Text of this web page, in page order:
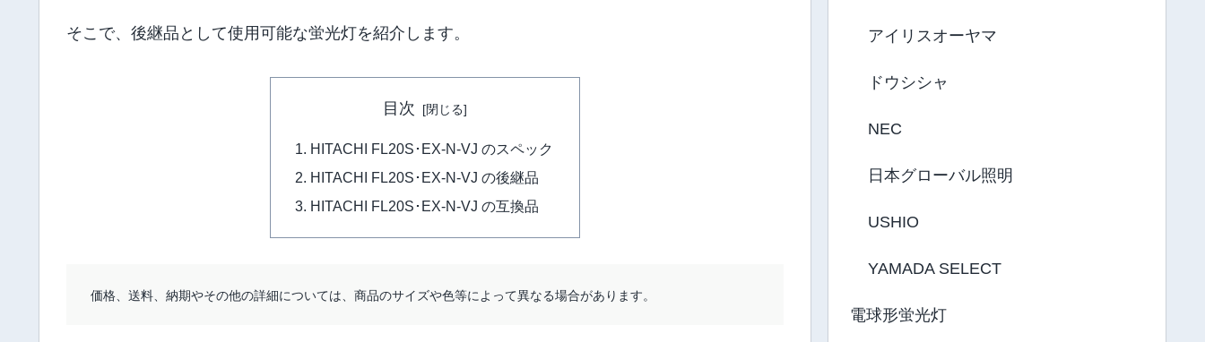
そこで、後継品として使用可能な蛍光灯を紹介します。
目次
HITACHI FL20S･EX-N-VJ のスペック
HITACHI FL20S･EX-N-VJ の後継品
HITACHI FL20S･EX-N-VJ の互換品
価格、送料、納期やその他の詳細については、商品のサイズや色等によって異なる場合があります。
アイリスオーヤマ
ドウシシャ
NEC
日本グローバル照明
USHIO
YAMADA SELECT
電球形蛍光灯